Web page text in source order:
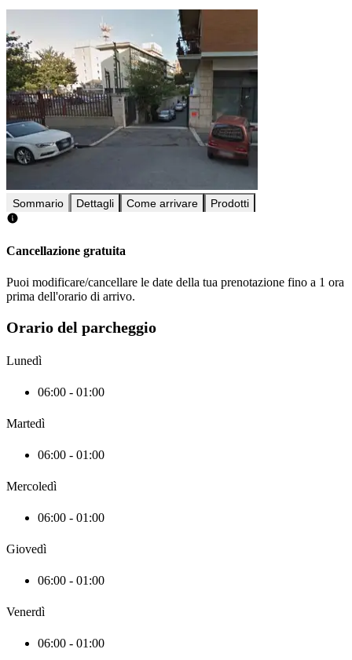
Sommario Dettagli Come arrivare Prodotti
Cancellazione gratuita
Puoi modificare/cancellare le date della tua prenotazione fino a 1 ora
prima dell'orario di arrivo.
Orario del parcheggio
Lunedì
06:00 - 01:00
Martedì
06:00 - 01:00
Mercoledì
06:00 - 01:00
Giovedì
06:00 - 01:00
Venerdì
06:00 - 01:00